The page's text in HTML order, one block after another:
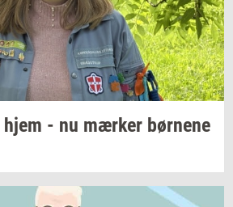
hjem - nu mær­ker bør­ne­ne